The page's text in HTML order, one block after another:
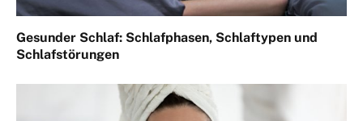
Gesunder Schlaf: Schlafphasen, Schlaftypen und
Schlafstörungen